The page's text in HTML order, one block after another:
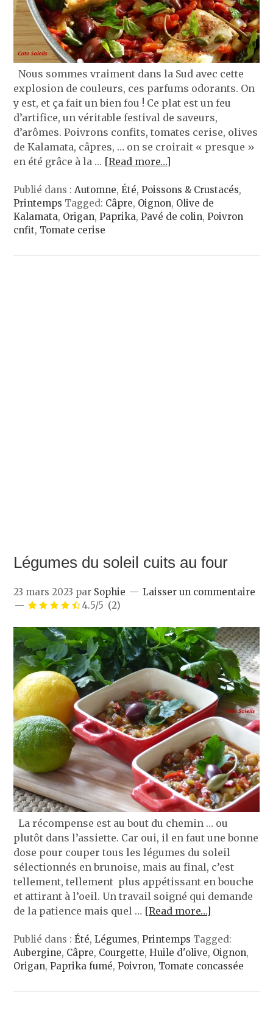
Nous sommes vraiment dans la Sud avec cette
explosion de couleurs, ces parfums odorants. On
y est, et ça fait un bien fou ! Ce plat est un feu
d’artifice, un véritable festival de saveurs,
d’arômes. Poivrons confits, tomates cerise, olives
de Kalamata, câpres, … on se croirait « presque »
en été grâce à la … [Read more…]
Publié dans :Automne,Été,Poissons & Crustacés,
Printemps Tagged: Câpre, Oignon, Olive de
Kalamata, Origan,Paprika,Pavé de colin,Poivron
cnfit, Tomate cerise
Légumes du soleil cuits au four
23 mars 2023 par Sophie
Laisser un commentaire
4.5/5 (2)
La récompense est au bout du chemin … ou
plutôt dans l’assiette. Car oui, il en faut une bonne
dose pour couper tous les légumes du soleil
sélectionnés en brunoise, mais au final, c’est
tellement, tellement plus appétissant en bouche
et attirant à l’oeil. Un travail soigné qui demande
de la patience mais quel … [Read more…]
Publié dans :Été,Légumes,Printemps Tagged:
Aubergine, Câpre, Courgette,Huile d'olive, Oignon,
Origan,Paprika fumé,Poivron, Tomate concassée